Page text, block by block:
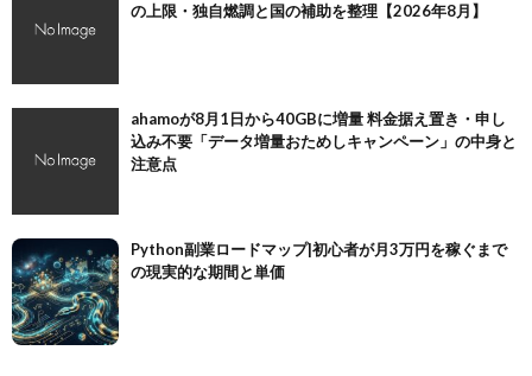
の上限・独自燃調と国の補助を整理【2026年8月】
ahamoが8月1日から40GBに増量 料金据え置き・申し
込み不要「データ増量おためしキャンペーン」の中身と
注意点
Python副業ロードマップ|初心者が月3万円を稼ぐまで
の現実的な期間と単価